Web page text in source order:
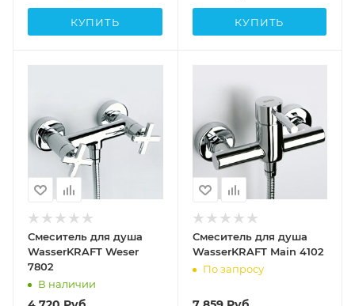
КУПИТЬ КУПИТЬ
Смеситель для душа
WasserKRAFT Weser
7802
В наличии
Смеситель для душа
WasserKRAFT Main 4102
По запросу